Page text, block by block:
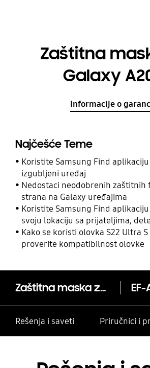
Zaštitna
Galaxy
Informacije o
Najčešće Teme
Koristite Samsung Find
izgubljeni uređaj
Nedostaci neodobrenih zaštitnih
strana na Galaxy uređajima
Koristite Samsung Find
svoju lokaciju sa prijateljima,
i drugim kontaktima
Kako se koristi olovka S22 Ultra
proverite kompatibilnost olovke
Zaštitna maska za Galaxy A20e EF-
Rešenja i saveti Priručnici i